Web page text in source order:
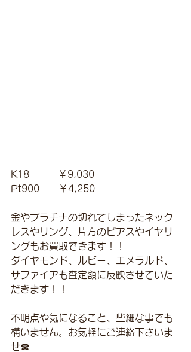
K18　　　￥9,030
Pt900　　￥4,250
金やプラチナの切れてしまったネック
レスやリング、片方のピアスやイヤリ
ングもお買取できます！！
ダイヤモンド、ルビー、エメラルド、
サファイアも査定額に反映させていた
だきます！！
不明点や気になること、些細な事でも
構いません。お気軽にご連絡下さいま
せ☎